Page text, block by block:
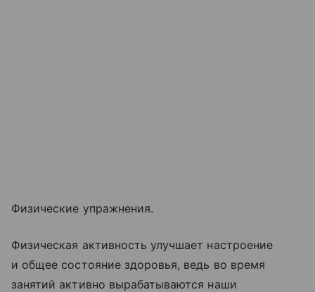
Физические упражнения.
Физическая активность улучшает настроение
и общее состояние здоровья, ведь во время
занятий активно вырабатываются наши